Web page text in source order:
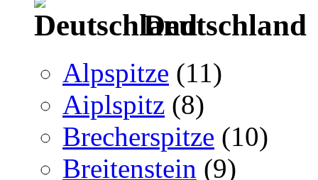
Deutschland
Alpspitze (11)
Aiplspitz (8)
Brecherspitze (10)
Breitenstein (9)